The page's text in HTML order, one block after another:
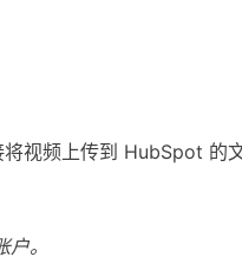
视频上传到 HubSpot 的文
。